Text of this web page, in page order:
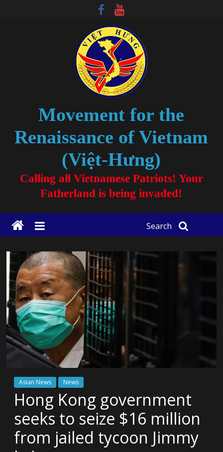
Movement for the
Renaissance of Vietnam
(Việt-Hưng)
Calling all Vietnamese Patriots! Your
Fatherland is being invaded!
Search
Asian News News
Hong Kong government
seeks to seize $16 million
from jailed tycoon Jimmy